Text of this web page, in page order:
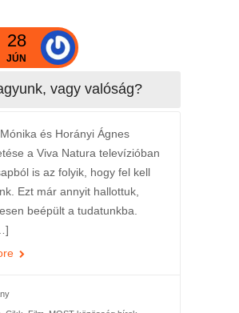
28
JÚN
vagy valóság?
és Horányi Ágnes
a Viva Natura televízióban
is az folyik, hogy fel kell
Ezt már annyit hallottuk,
beépült a tudatunkba.